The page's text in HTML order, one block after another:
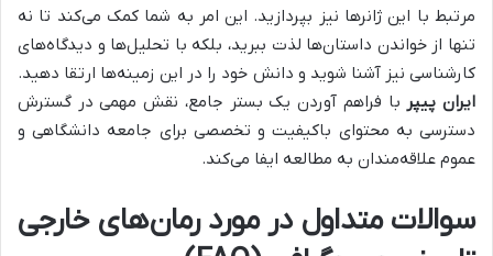
مرتبط با این ژانرها نیز بپردازید. این امر به شما کمک می‌کند تا نه
تنها از خواندن داستان‌ها لذت ببرید، بلکه با تحلیل‌ها و دیدگاه‌های
کارشناسی نیز آشنا شوید و دانش خود را در این زمینه‌ها ارتقا دهید.
ایران پیپر با فراهم آوردن یک بستر جامع، نقش مهمی در گسترش
دسترسی به محتوای باکیفیت و تخصصی برای جامعه دانشگاهی و
عموم علاقه‌مندان به مطالعه ایفا می‌کند.
سوالات متداول در مورد رمان‌های خارجی